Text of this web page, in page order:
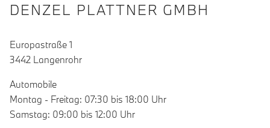
DENZEL PLATTNER GMBH
Europastraße 1
3442 Langenrohr
Automobile
Montag - Freitag: 07:30 bis 18:00 Uhr
Samstag: 09:00 bis 12:00 Uhr